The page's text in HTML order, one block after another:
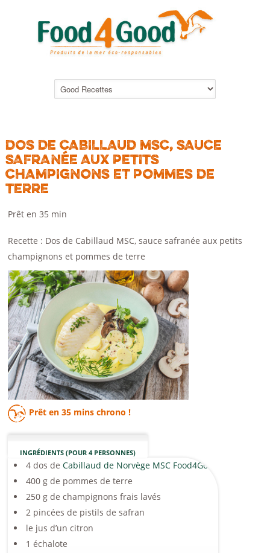
DOS DE CABILLAUD MSC, SAUCE
SAFRANÉE AUX PETITS
CHAMPIGNONS ET POMMES DE
TERRE
Prêt en 35 min
Recette : Dos de Cabillaud MSC, sauce safranée aux petits
champignons et pommes de terre
Prêt en35 mins chrono !
INGRÉDIENTS (POUR 4 PERSONNES)
4 dos deCabillaud de Norvège MSC Food4Good
400 g de pommes de terre
250 g de champignons frais lavés
2 pincées de pistils de safran
le jus d’un citron
1 échalote